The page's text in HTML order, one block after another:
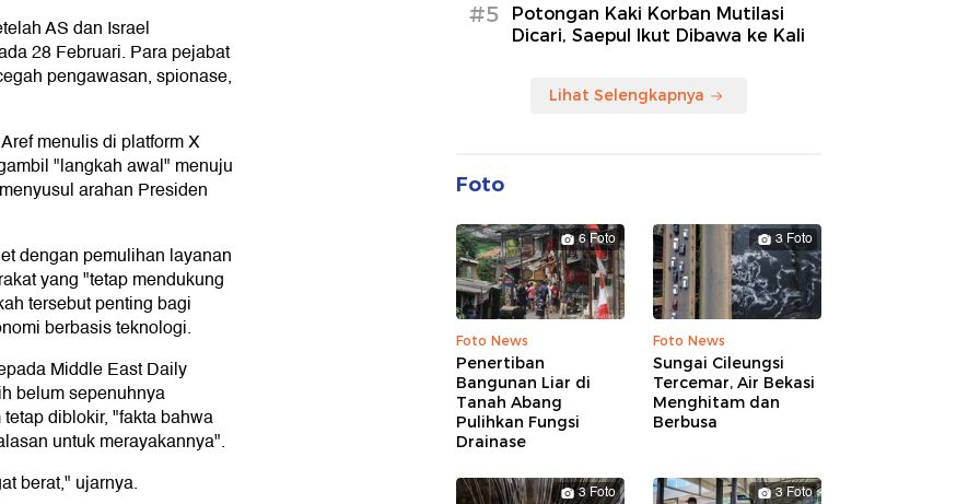
AS dan Israel
28 Februari. Para pejabat
pengawasan, spionase,
menulis di platform X
"langkah awal" menuju
arahan Presiden
dengan pemulihan layanan
yang "tetap mendukung
tersebut penting bagi
berbasis teknologi.
Middle East Daily
belum sepenuhnya
diblokir, "fakta bahwa
untuk merayakannya".
berat," ujarnya.
#5
Potongan Kaki Korban Mutilasi
Dicari, Saepul Ikut Dibawa ke Kali
Lihat Selengkapnya
Foto
6 Foto
Foto News
Penertiban
Bangunan Liar di
Tanah Abang
Pulihkan Fungsi
Drainase
3 Foto
Foto News
Sungai Cileungsi
Tercemar, Air Bekasi
Menghitam dan
Berbusa
3 Foto 3 Foto